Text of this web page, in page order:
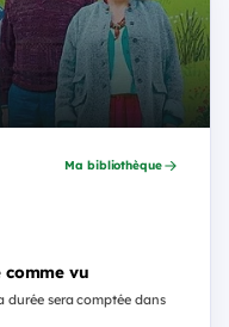
Ma bibliothèque
comme vu
durée sera comptée dans